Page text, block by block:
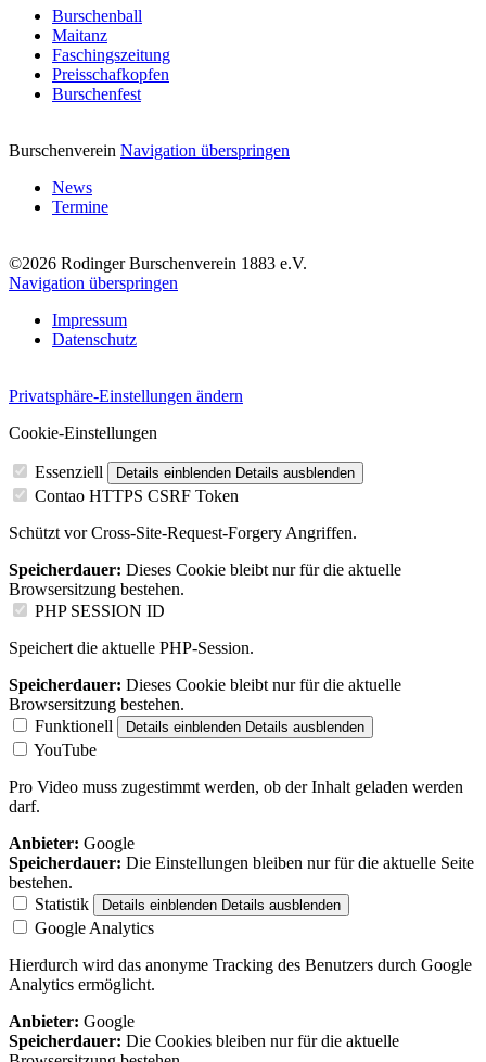
Burschenball
Maitanz
Faschingszeitung
Preisschafkopfen
Burschenfest
Burschenverein Navigation überspringen
News
Termine
©2026 Rodinger Burschenverein 1883 e.V.
Navigation überspringen
Impressum
Datenschutz
Privatsphäre-Einstellungen ändern
Cookie-Einstellungen
Essenziell Details einblenden Details ausblenden
Contao HTTPS CSRF Token
Schützt vor Cross-Site-Request-Forgery Angriffen.
Speicherdauer: Dieses Cookie bleibt nur für die aktuelle
Browsersitzung bestehen.
PHP SESSION ID
Speichert die aktuelle PHP-Session.
Speicherdauer: Dieses Cookie bleibt nur für die aktuelle
Browsersitzung bestehen.
Funktionell
Details einblenden Details ausblenden
YouTube
Pro Video muss zugestimmt werden, ob der Inhalt geladen werden
darf.
Anbieter: Google
Speicherdauer: Die Einstellungen bleiben nur für die aktuelle Seite
bestehen.
Statistik
Details einblenden Details ausblenden
Google Analytics
Hierdurch wird das anonyme Tracking des Benutzers durch Google
Analytics ermöglicht.
Anbieter: Google
Speicherdauer: Die Cookies bleiben nur für die aktuelle